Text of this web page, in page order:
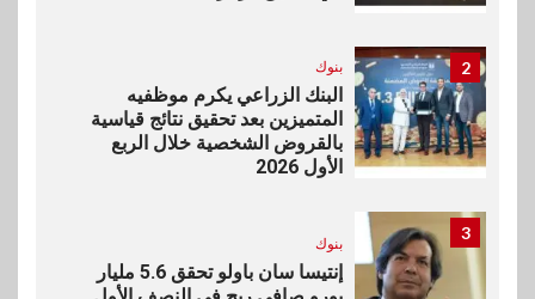
2 بنوك
البنك الزراعي يكرم موظفيه
المتميزين بعد تحقيق نتائج قياسية
بالقروض الشخصية خلال الربع
الأول 2026
3
بنوك
إنتيسا سان باولو تحقق 5.6 مليار